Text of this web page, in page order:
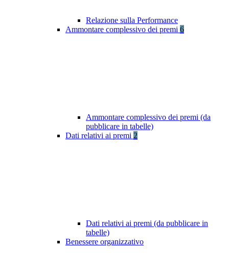
Relazione sulla Performance
Ammontare complessivo dei premi 6
Ammontare complessivo dei premi (da
pubblicare in tabelle)
Dati relativi ai premi 2
Dati relativi ai premi (da pubblicare in
tabelle)
Benessere organizzativo